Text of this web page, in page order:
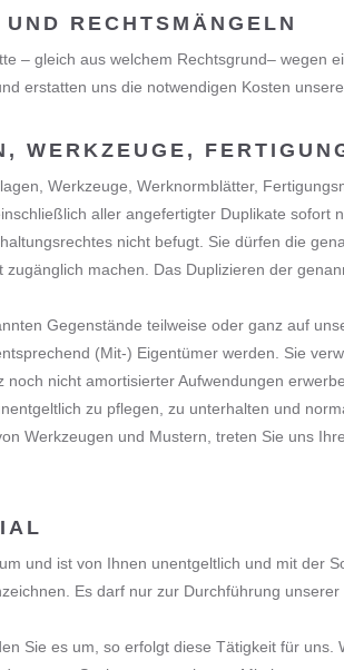
RECHTSMÄNGELN
– gleich aus welchem Rechtsgrund– wegen
erstatten uns die notwendigen Kosten
WERKZEUGE,
Werkzeuge, Werknormblätter,
aller angefertigter Duplikate
nicht befugt. Sie dürfen die
machen. Das Duplizieren der
Gegenstände teilweise oder ganz auf
(Mit-) Eigentümer werden. Sie
nicht amortisierter Aufwendungen
zu pflegen, zu unterhalten und
Werkzeugen und Mustern, treten Sie uns
und ist von Ihnen unentgeltlich und mit der
Es darf nur zur Durchführung
Sie es um, so erfolgt diese Tätigkeit für